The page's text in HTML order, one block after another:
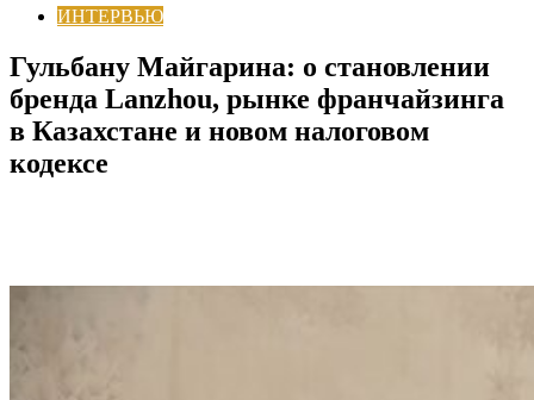
ИНТЕРВЬЮ
Гульбану Майгарина: о становлении
бренда Lanzhou, рынке франчайзинга
в Казахстане и новом налоговом
кодексе